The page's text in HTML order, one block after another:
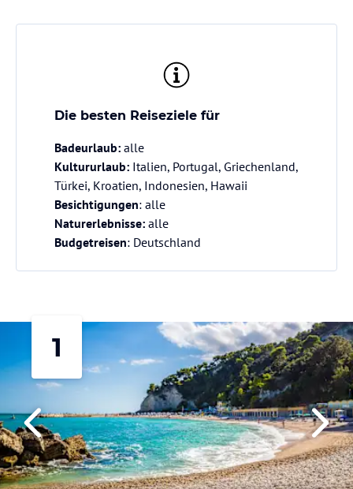
Die besten Reiseziele für
Badeurlaub: alle
Kultururlaub: Italien, Portugal, Griechenland,
Türkei, Kroatien, Indonesien, Hawaii
Besichtigungen: alle
Naturerlebnisse: alle
Budgetreisen: Deutschland
1